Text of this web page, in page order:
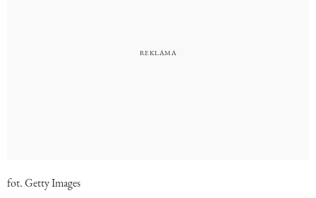
fot. Getty Images